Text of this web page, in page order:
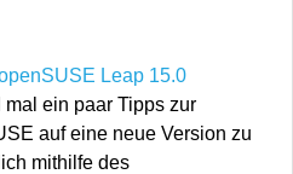
Leap 15.0
ein paar Tipps zur
auf eine neue Version zu
mithilfe des